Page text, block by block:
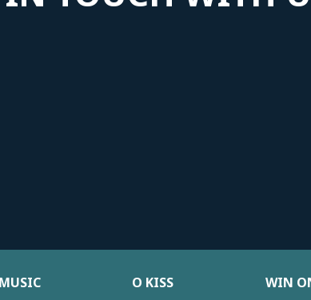
MUSIC Ο KISS
WIN